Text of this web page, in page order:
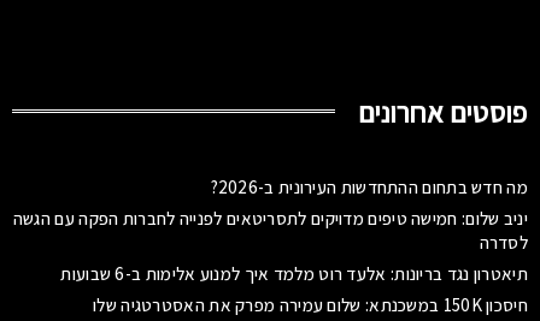
פוסטים אחרונים
מה חדש בתחום ההתחדשות העירונית ב-2026?
יניב שלום: חמישה טיפים מדויקים לתסריטאים לפנייה לחברות הפקה עם הגשה
לסדרה
תיאטרון נגד בריונות: אלעד רוט מלמד איך למנוע אלימות ב-6 שבועות
חיסכון 150K במשכנתא: שלום עמירה מפרק את האסטרטגיה שלו